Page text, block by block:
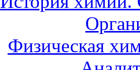
Физическая